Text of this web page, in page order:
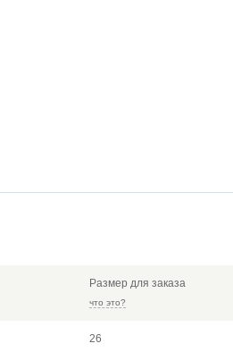
Размер для заказа
что это?
26